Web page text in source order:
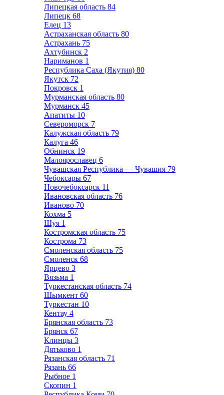
Липецкая область 84
Липецк 68
Елец 13
Астраханская область 80
Астрахань 75
Ахтубинск 2
Нариманов 1
Республика Саха (Якутия) 80
Якутск 72
Покровск 1
Мурманская область 80
Мурманск 45
Апатиты 10
Североморск 7
Калужская область 79
Калуга 46
Обнинск 19
Малоярославец 6
Чувашская Республика — Чувашия 79
Чебоксары 67
Новочебоксарск 11
Ивановская область 76
Иваново 70
Кохма 5
Шуя 1
Костромская область 75
Кострома 73
Смоленская область 75
Смоленск 68
Ярцево 3
Вязьма 1
Туркестанская область 74
Шымкент 60
Туркестан 10
Кентау 4
Брянская область 73
Брянск 67
Клинцы 3
Дятьково 1
Рязанская область 71
Рязань 66
Рыбное 1
Скопин 1